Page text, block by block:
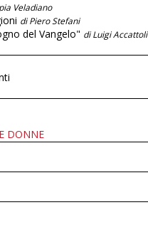
Veladiano
di Piero Stefani
del Vangelo" di Luigi Accattoli
DONNE